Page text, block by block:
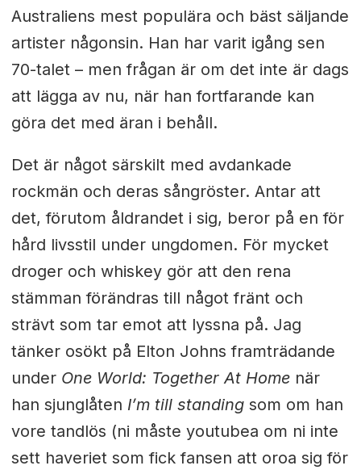
Australiens mest populära och bäst säljande
artister någonsin. Han har varit igång sen
70-talet – men frågan är om det inte är dags
att lägga av nu, när han fortfarande kan
göra det med äran i behåll.
Det är något särskilt med avdankade
rockmän och deras sångröster. Antar att
det, förutom åldrandet i sig, beror på en för
hård livsstil under ungdomen. För mycket
droger och whiskey gör att den rena
stämman förändras till något fränt och
strävt som tar emot att lyssna på. Jag
tänker osökt på Elton Johns framträdande
underOne World: Together At Homenär
han sjunglåten I’m till standingsom om han
vore tandlös (ni måste youtubea om ni inte
sett haveriet som fick fansen att oroa sig för